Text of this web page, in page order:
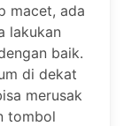
macet, ada
lakukan
baik.
di dekat
merusak
tombol